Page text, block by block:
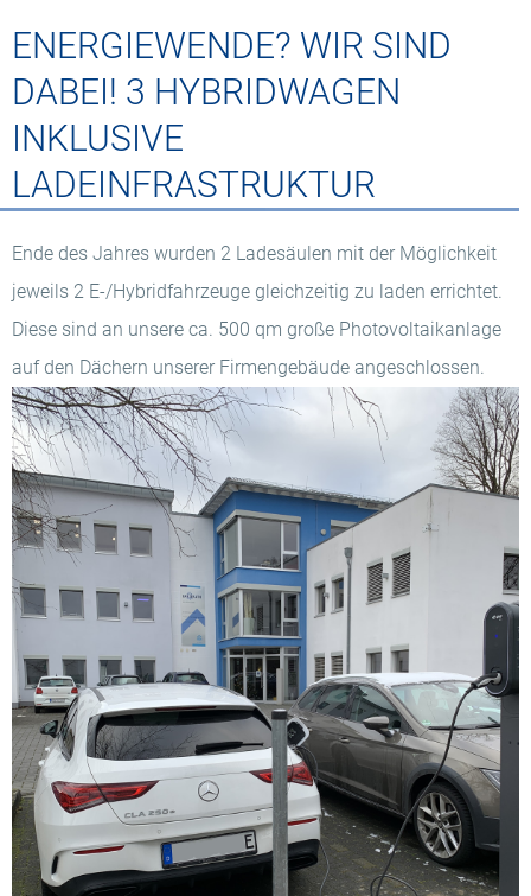
ENERGIEWENDE? WIR SIND
DABEI! 3 HYBRIDWAGEN
INKLUSIVE
LADEINFRASTRUKTUR
Ende des Jahres wurden 2 Ladesäulen mit der Möglichkeit
jeweils 2 E-/Hybridfahrzeuge gleichzeitig zu laden errichtet.
Diese sind an unsere ca. 500 qm große Photovoltaikanlage
auf den Dächern unserer Firmengebäude angeschlossen.